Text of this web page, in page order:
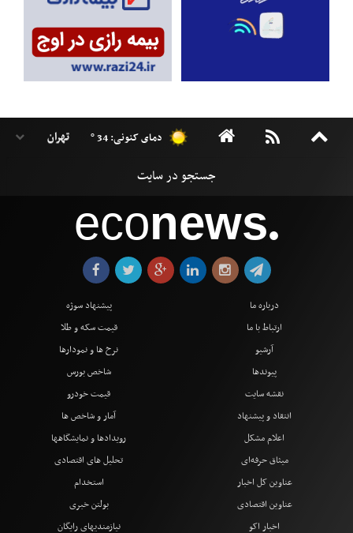
دمای کنونی: 34 °
econews●
درباره ما
ارتباط با ما
آرشیو
پیوندها
نقشه سایت
انتقاد و پیشنهاد
اعلام مشکل
میثاق حرفه‌ای
پیشنهاد سوژه
قیمت سکه و طلا
نرخ ها و نمودارها
شاخص بورس
قیمت خودرو
آمار و شاخص ها
رویدادها و نمایشگاهها
تحلیل های اقتصادی
عناوین کل اخبار
عناوین اقتصادی
اخبار اکو
استخدام
بولتن خبری
نیازمندیهای رایگان